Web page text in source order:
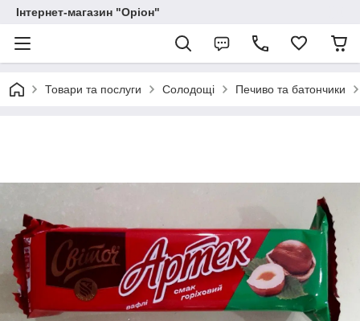
Інтернет-магазин "Оріон"
Товари та послуги Солодощі Печиво та батончики